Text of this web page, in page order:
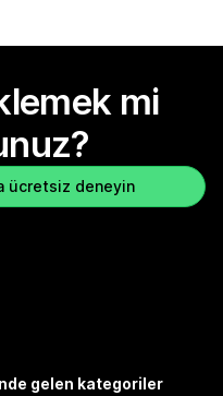
mi
ücretsiz deneyin
gelen kategoriler